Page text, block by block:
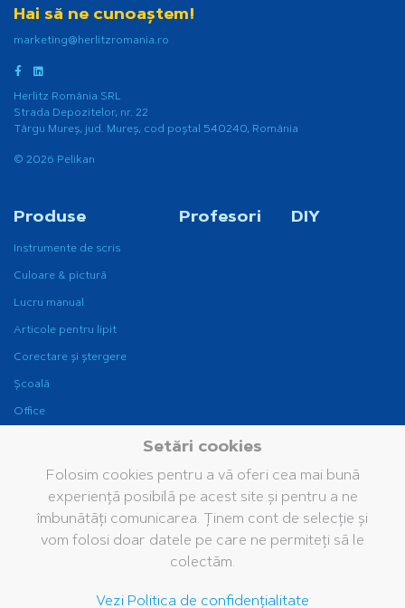
Hai să ne cunoaștem!
marketing@herlitzromania.ro
Herlitz România SRL
Strada Depozitelor, nr. 22
Târgu Mureș, jud. Mureș, cod poștal 540240, România
© 2026 Pelikan
Produse
Instrumente de scris
Culoare & pictură
Lucru manual
Articole pentru lipit
Corectare și ștergere
Școală
Office
Fine Writing
Profesori DIY
Companie
Grupul Pelikan
Brand
Istoria noastră
Servicii
Cataloage
Întrebări frecvente
Setări cookies
Folosim cookies pentru a vă oferi cea mai bună
experiență posibilă pe acest site și pentru a ne
îmbunătăți comunicarea. Ținem cont de selecție și
vom folosi doar datele pe care ne permiteți să le
colectăm.
Vezi Politica de confidențialitate